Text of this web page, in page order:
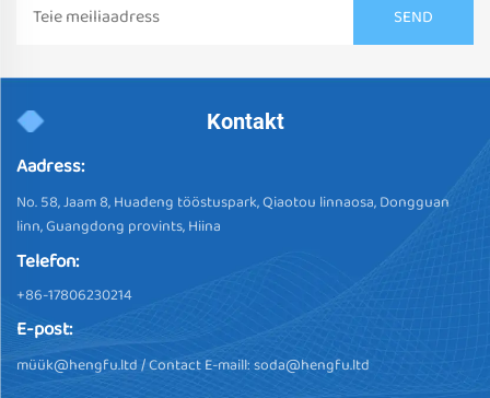
Kontakt
Aadress:
No. 58, Jaam 8, Huadeng tööstuspark, Qiaotou linnaosa, Dongguan
linn, Guangdong provints, Hiina
Telefon:
+86-17806230214
E-post:
müük@hengfu.ltd/ Contact E-maill:soda@hengfu.ltd